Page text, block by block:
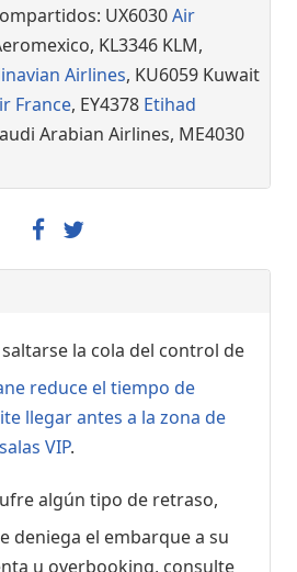
UX6030Air
KL3346 KLM,
Airlines, KU6059 Kuwait
France, EY4378 Etihad
Arabian Airlines, ME4030
la cola del control de
reduce el tiempo de
llegar antes a la zona de
VIP.
algún tipo de retraso,
deniega el embarque a su
u overbooking, consulte